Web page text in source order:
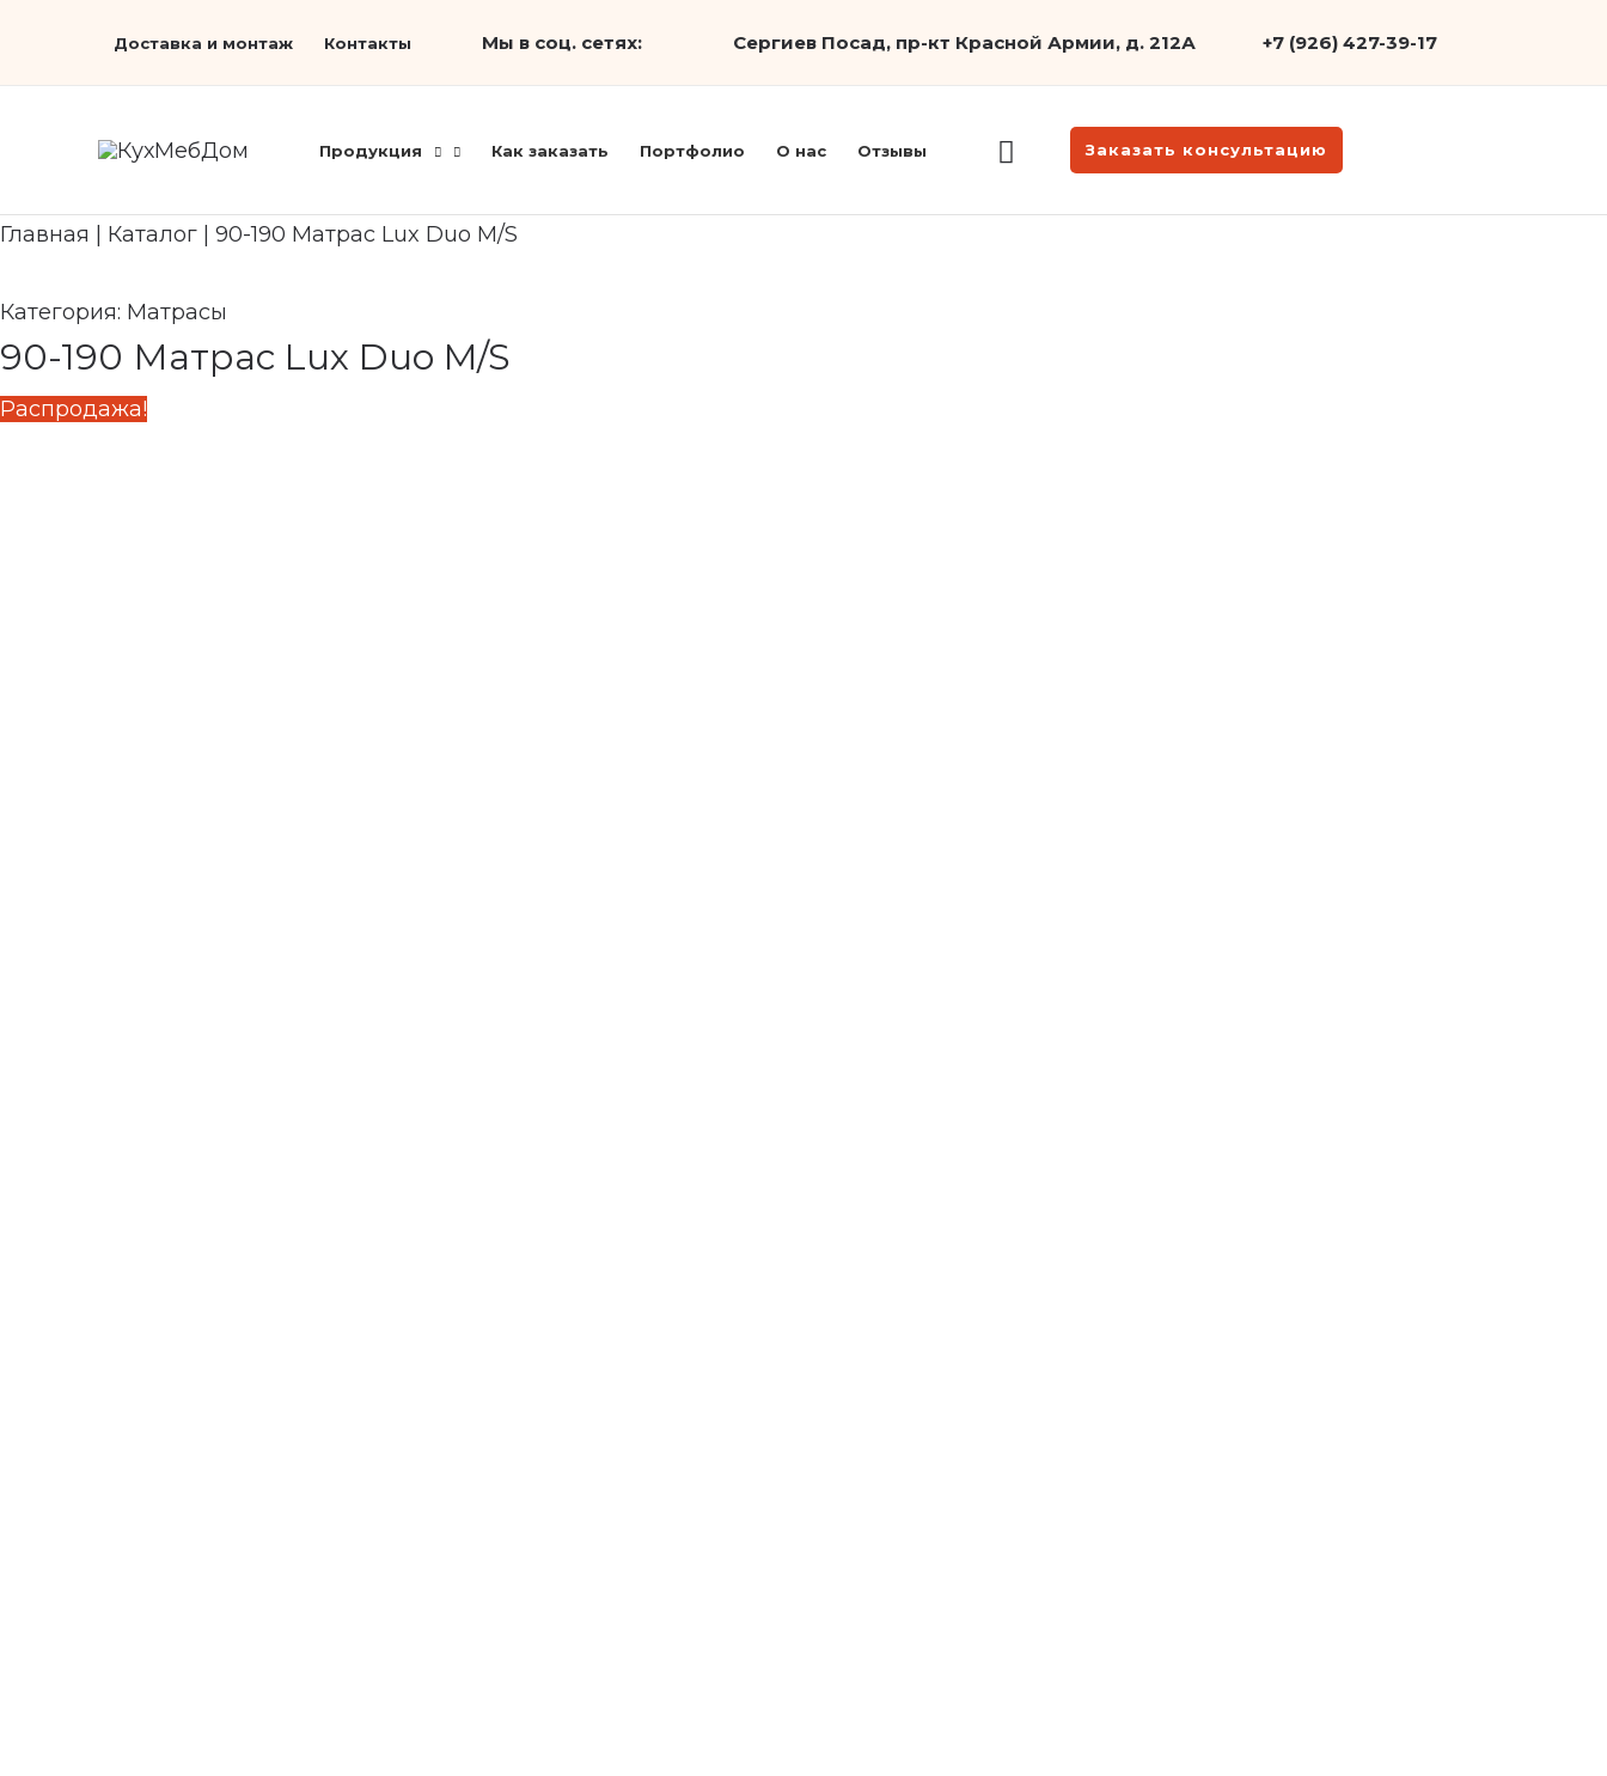
Доставка и монтаж Контакты Мы в соц. сетях: Сергиев Посад, пр-кт Красной Армии, д. 212А +7 (926) 427-39-17
Продукция Как заказать Портфолио О нас Отзывы Заказать консультацию
Главная Каталог 90-190 Матрас Lux Duo M/S
Категория: Матрасы
90-190 Матрас Lux Duo M/S
Распродажа!
цена
38
цена:
870 ₽.